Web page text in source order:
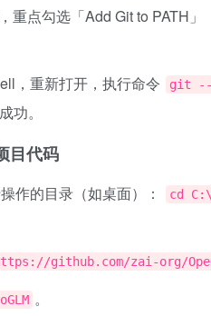
重点勾选「Add Git to PATH
，重新打开，执行命令
git --
功。
目代码
作的目录（如桌面）： cd
github.com/zai-org/
。